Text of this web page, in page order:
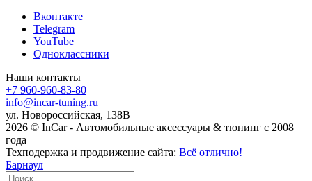
Вконтакте
Telegram
YouTube
Одноклассники
Наши контакты
+7 960-960-83-80
info@incar-tuning.ru
ул. Новороссийская, 138В
2026 © InCar - Автомобильные аксессуары & тюнинг с 2008
года
Техподержка и продвижение сайта: Всё отлично!
Барнаул